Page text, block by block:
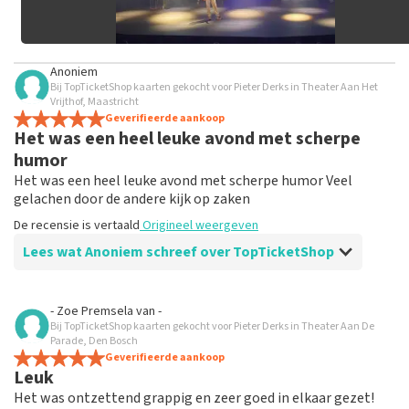
Anoniem
Bij TopTicketShop kaarten gekocht voor Pieter Derks in Theater Aan Het
Vrijthof, Maastricht
Geverifieerde aankoop
Het was een heel leuke avond met scherpe
humor
Het was een heel leuke avond met scherpe humor Veel
gelachen door de andere kijk op zaken
De recensie is vertaald Origineel weergeven
Lees wat Anoniem schreef over TopTicketShop
Beoordeling van Anoniem over
Er in geluisd door TopTicketshop
Veel te veel betaald voor kaartjes die je gewoon bij het
Theater kunt bestellen.
De recensie is vertaaldOrigineel weergeven
- Zoe Premsela van -
Bij TopTicketShop kaarten gekocht voor Pieter Derks in Theater Aan De
Parade, Den Bosch
Geverifieerde aankoop
Leuk
Het was ontzettend grappig en zeer goed in elkaar gezet!